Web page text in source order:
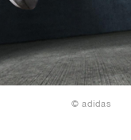
© adidas